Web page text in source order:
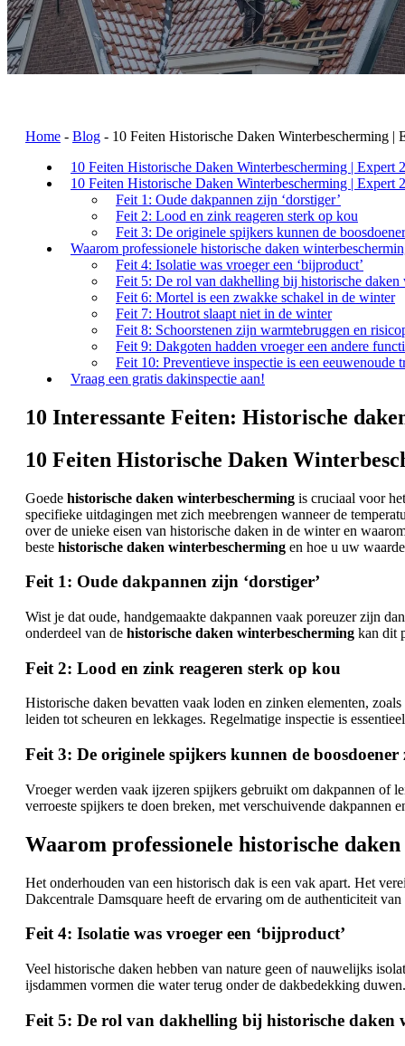
Home - Blog - 10 Feiten Historische Daken Winterbescherming |
10 Feiten Historische Daken Winterbescherming | Expert
10 Feiten Historische Daken Winterbescherming | Expert
Feit 1: Oude dakpannen zijn ‘dorstiger’
Feit 2: Lood en zink reageren sterk op kou
Feit 3: De originele spijkers kunnen de
Waarom professionele historische daken
Feit 4: Isolatie was vroeger een ‘bijproduct’
Feit 5: De rol van dakhelling bij historische daken
Feit 6: Mortel is een zwakke schakel in de winter
Feit 7: Houtrot slaapt niet in de winter
Feit 8: Schoorstenen zijn warmtebruggen en
Feit 9: Dakgoten hadden vroeger een andere
Feit 10: Preventieve inspectie is een eeuwenoude
Vraag een gratis dakinspectie aan!
10 Interessante Feiten: Historische
10 Feiten Historische Daken
Goede historische daken winterbescherming is cruciaal voor
specifieke uitdagingen met zich meebrengen wanneer de
over de unieke eisen van historische daken in de winter en
beste historische daken winterbescherming en hoe u uw
Feit 1: Oude dakpannen zijn ‘dorstiger’
Wist je dat oude, handgemaakte dakpannen vaak poreuzer zijn
onderdeel van de historische daken winterbescherming kan dit
Feit 2: Lood en zink reageren sterk op kou
Historische daken bevatten vaak loden en zinken elementen,
leiden tot scheuren en lekkages. Regelmatige inspectie is
Feit 3: De originele spijkers kunnen de boosdoener
Vroeger werden vaak ijzeren spijkers gebruikt om dakpannen of
verroeste spijkers te doen breken, met verschuivende dakpannen
Waarom professionele historische
Het onderhouden van een historisch dak is een vak apart. Het
Dakcentrale Damsquare heeft de ervaring om de authenticiteit
Feit 4: Isolatie was vroeger een ‘bijproduct’
Veel historische daken hebben van nature geen of nauwelijks
ijsdammen vormen die water terug onder de dakbedekking
Feit 5: De rol van dakhelling bij historische daken